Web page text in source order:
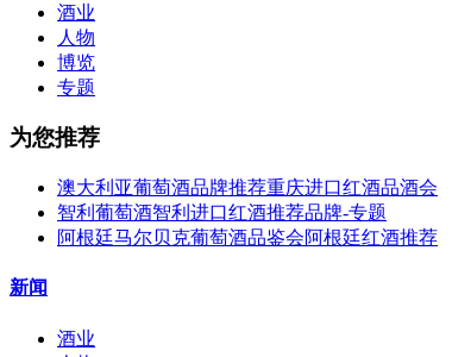
酒业
人物
博览
专题
为您推荐
澳大利亚葡萄酒品牌推荐重庆进口红酒品酒会
智利葡萄酒智利进口红酒推荐品牌-专题
阿根廷马尔贝克葡萄酒品鉴会阿根廷红酒推荐
新闻
酒业